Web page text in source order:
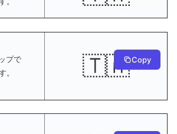
プで
。
🇹🇦 Copy